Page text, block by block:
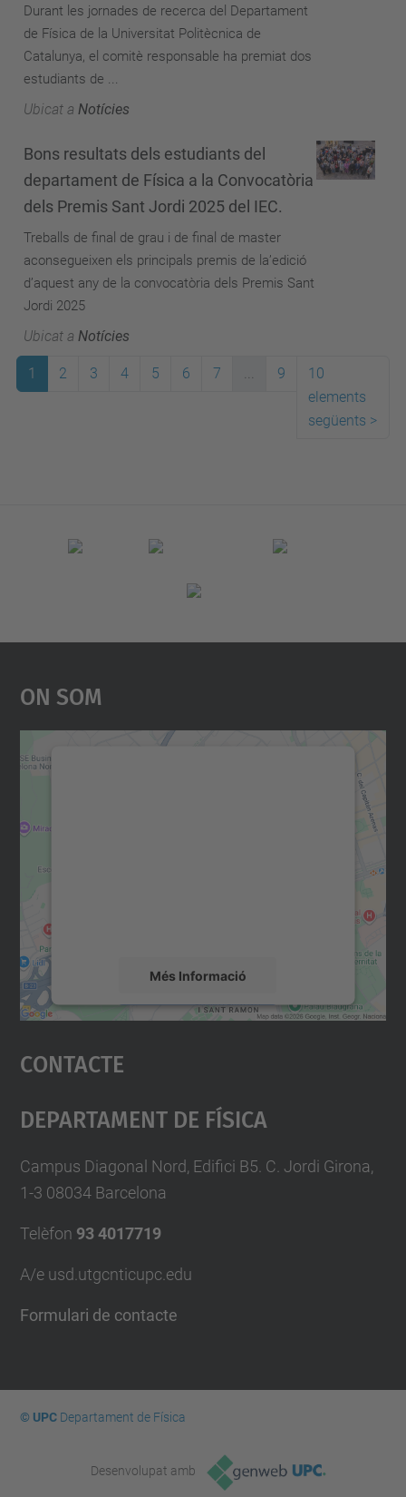
Durant les jornades de recerca del Departament
de Física de la Universitat Politècnica de
Catalunya, el comitè responsable ha premiat dos
estudiants de ...
Ubicat a Notícies
Bons resultats dels estudiants del
departament de Física a la Convocatòria
dels Premis Sant Jordi 2025 del IEC.
Treballs de final de grau i de final de master
aconsegueixen els principals premis de la’edició
d’aquest any de la convocatòria dels Premis Sant
Jordi 2025
Ubicat a Notícies
1 2 3 4 5 6 7 9
10
elements
següents >
On Som
Més Informació
Accepta
powered by
Contacte
Departament De Física
Campus Diagonal Nord, Edifici B5. C. Jordi Girona,
1-3 08034 Barcelona
Telèfon 93 4017719
A/e usd.utgcnticupc.edu
Formulari de contacte
© UPCDepartament de Física
Desenvolupat amb